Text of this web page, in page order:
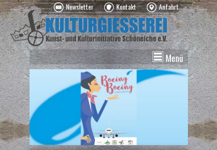
Newsletter Kontakt Anfahrt
Menü
News
Veranstaltungen
Kurse
Über uns
Spenden